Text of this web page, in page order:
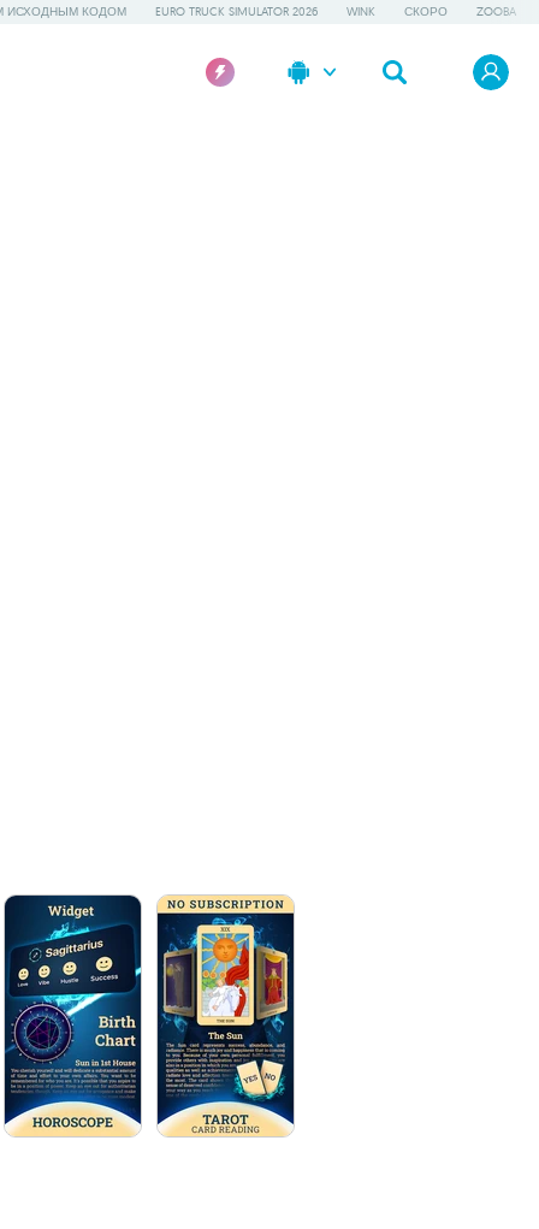
ИСХОДНЫМ КОДОМ EURO TRUCK SIMULATOR 2026 WINK СКОРО ZOOBA